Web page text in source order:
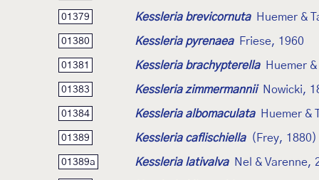
01379 Kessleria brevicornuta Huemer &
01380 Kessleria pyrenaea Friese, 1960
01381 Kessleria brachypterella Huemer
01383 Kessleria zimmermannii Nowicki,
01384 Kessleria albomaculata Huemer &
01389 Kessleria caflischiella (Frey, 1880)
01389a Kessleria lativalva Nel & Varenne,